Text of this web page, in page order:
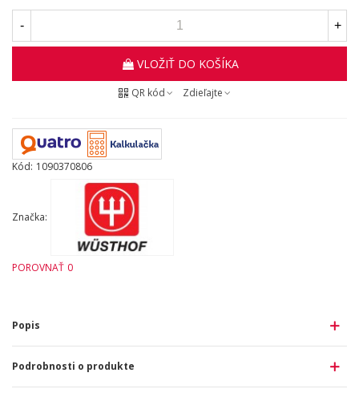
- +
VLOŽIŤ DO KOŠÍKA
QR kód Zdieľajte
Kód: 1090370806
Značka:
POROVNAŤ 0
Popis
Podrobnosti o produkte